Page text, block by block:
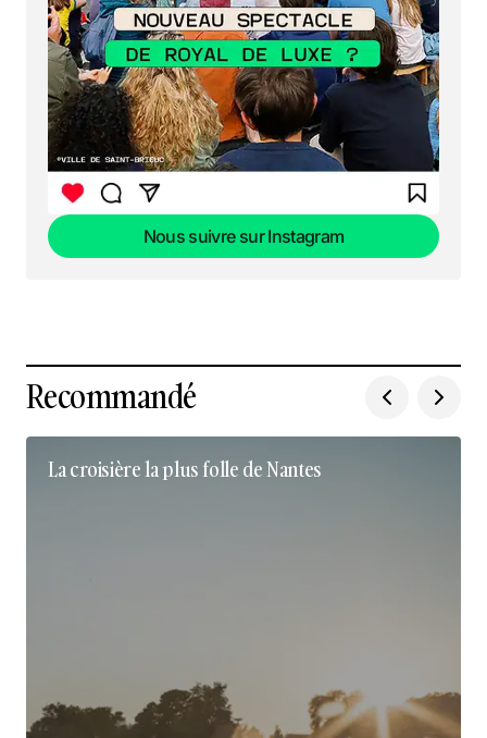
Nous suivre sur Instagram
Recommandé
La croisière la plus folle de Nantes